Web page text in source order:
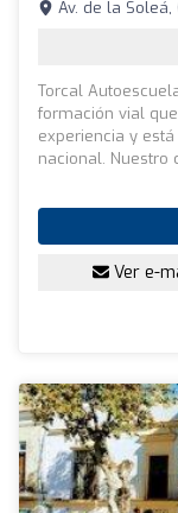
Av. de la Soleá,
Torcal
formación vial
experiencia y
nacional. Nuestro
Ver e-